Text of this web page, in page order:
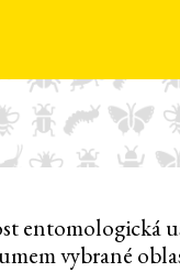
entomologická
vybrané